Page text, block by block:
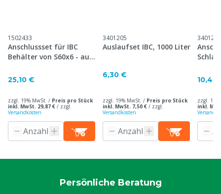
1502433
Anschlussset für IBC
Behälter von S60x6 - auf
25,10 €
zzgl. 19% MwSt. / Preis pro Stück
inkl. MwSt. 29,87 € / zzgl.
Versandkosten
3401205
Auslaufset IBC, 1000 Liter
6,30 €
zzgl. 19% MwSt. / Preis pro Stück
inkl. MwSt. 7,50 € / zzgl.
Versandkosten
3401206
10,40
zzgl.
inkl.
Persönliche Beratung